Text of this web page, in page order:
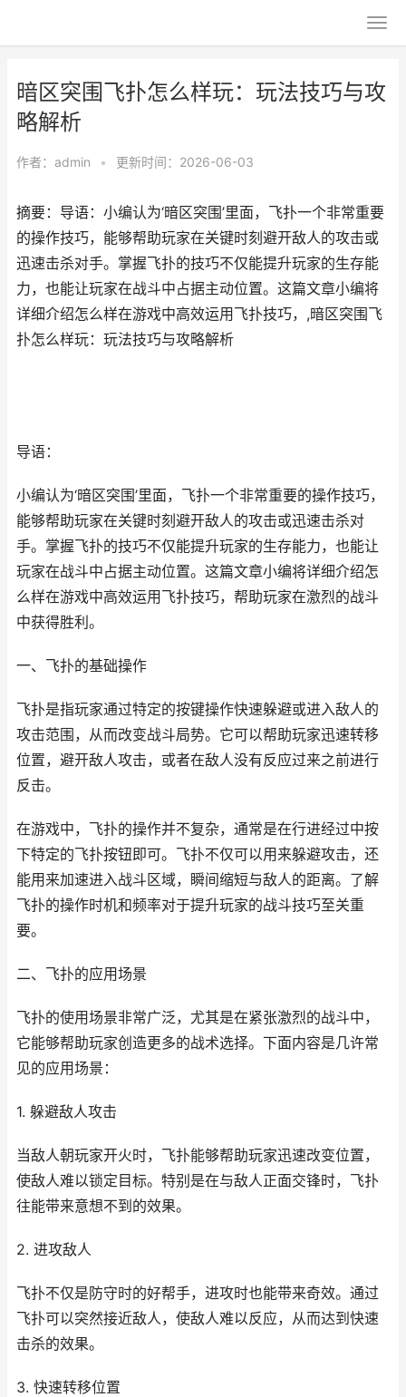
暗区突围飞扑怎么样玩：玩法技巧与攻
略解析
作者： admin • 更新时间：2026-06-03
摘要：导语：小编认为‘暗区突围’里面，飞扑一个非常重要
的操作技巧，能够帮助玩家在关键时刻避开敌人的攻击或
迅速击杀对手。掌握飞扑的技巧不仅能提升玩家的生存能
力，也能让玩家在战斗中占据主动位置。这篇文章小编将
详细介绍怎么样在游戏中高效运用飞扑技巧，,暗区突围飞
扑怎么样玩：玩法技巧与攻略解析
导语：
小编认为‘暗区突围’里面，飞扑一个非常重要的操作技巧，
能够帮助玩家在关键时刻避开敌人的攻击或迅速击杀对
手。掌握飞扑的技巧不仅能提升玩家的生存能力，也能让
玩家在战斗中占据主动位置。这篇文章小编将详细介绍怎
么样在游戏中高效运用飞扑技巧，帮助玩家在激烈的战斗
中获得胜利。
一、飞扑的基础操作
飞扑是指玩家通过特定的按键操作快速躲避或进入敌人的
攻击范围，从而改变战斗局势。它可以帮助玩家迅速转移
位置，避开敌人攻击，或者在敌人没有反应过来之前进行
反击。
在游戏中，飞扑的操作并不复杂，通常是在行进经过中按
下特定的飞扑按钮即可。飞扑不仅可以用来躲避攻击，还
能用来加速进入战斗区域，瞬间缩短与敌人的距离。了解
飞扑的操作时机和频率对于提升玩家的战斗技巧至关重
要。
二、飞扑的应用场景
飞扑的使用场景非常广泛，尤其是在紧张激烈的战斗中，
它能够帮助玩家创造更多的战术选择。下面内容是几许常
见的应用场景：
1. 躲避敌人攻击
当敌人朝玩家开火时，飞扑能够帮助玩家迅速改变位置，
使敌人难以锁定目标。特别是在与敌人正面交锋时，飞扑
往能带来意想不到的效果。
2. 进攻敌人
飞扑不仅是防守时的好帮手，进攻时也能带来奇效。通过
飞扑可以突然接近敌人，使敌人难以反应，从而达到快速
击杀的效果。
3. 快速转移位置